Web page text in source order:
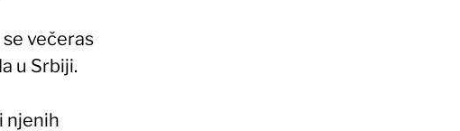
večeras
u Srbiji.
njenih